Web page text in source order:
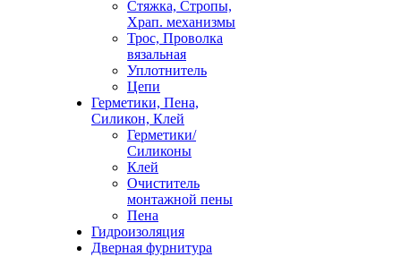
Стяжка, Стропы,
Храп. механизмы
Трос, Проволка
вязальная
Уплотнитель
Цепи
Герметики, Пена,
Силикон, Клей
Герметики/
Силиконы
Клей
Очиститель
монтажной пены
Пена
Гидроизоляция
Дверная фурнитура